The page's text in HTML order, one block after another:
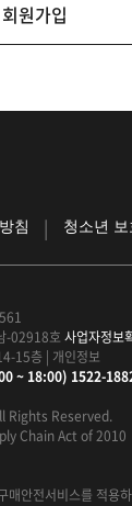
회원가입
침 | 청소년 보
-02918호 사업자정보
15층 | 개인정보
~ 18:00) 1522-
Rights Reserved.
Chain Act of 2010
매안전서비스를 적용